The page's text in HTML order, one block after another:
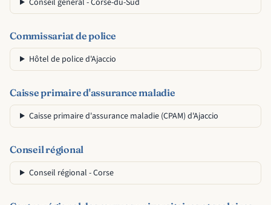
Conseil général - Corse-du-Sud
Commissariat de police
Hôtel de police d'Ajaccio
Caisse primaire d'assurance maladie
Caisse primaire d'assurance maladie (CPAM) d'Ajaccio
Conseil régional
Conseil régional - Corse